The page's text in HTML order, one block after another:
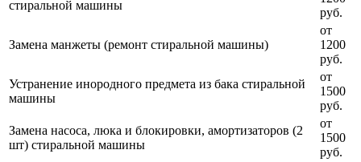
стиральной машины
руб.
Замена манжеты (ремонт стиральной машины)
от
1200
руб.
Устранение инородного предмета из бака стиральной
машины
от
1500
руб.
Замена насоса, люка и блокировки, амортизаторов (2
шт) стиральной машины
от
1500
руб.